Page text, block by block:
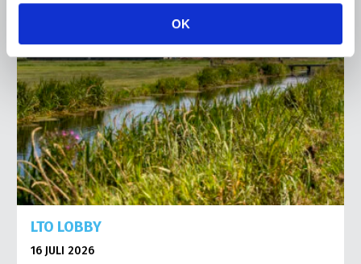
OK
LTO LOBBY
16 JULI 2026